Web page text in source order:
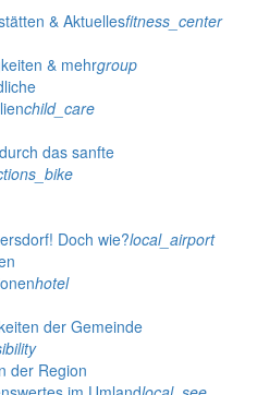
& Aktuellesfitness_center
& mehrgroup
child_care
das sanfte
Doch wie?local_airport
hotel
der Gemeinde
der Region